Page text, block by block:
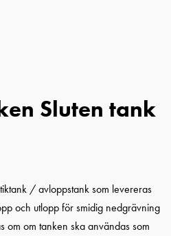
Sluten tank
/ avloppstank som levereras
och utlopp för smidig nedgrävning
om om tanken ska användas som